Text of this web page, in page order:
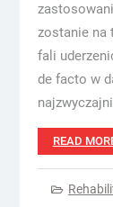
zostanie na
fali
de facto w
READ